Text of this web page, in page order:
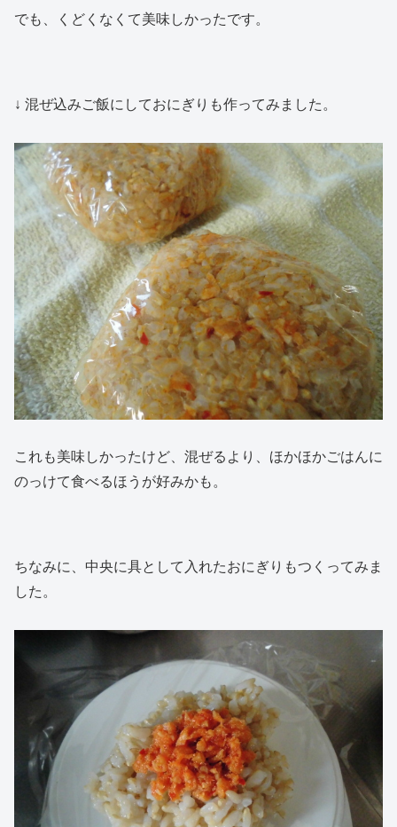
でも、くどくなくて美味しかったです。
↓ 混ぜ込みご飯にしておにぎりも作ってみました。
これも美味しかったけど、混ぜるより、ほかほかごはんに
のっけて食べるほうが好みかも。
ちなみに、中央に具として入れたおにぎりもつくってみま
した。